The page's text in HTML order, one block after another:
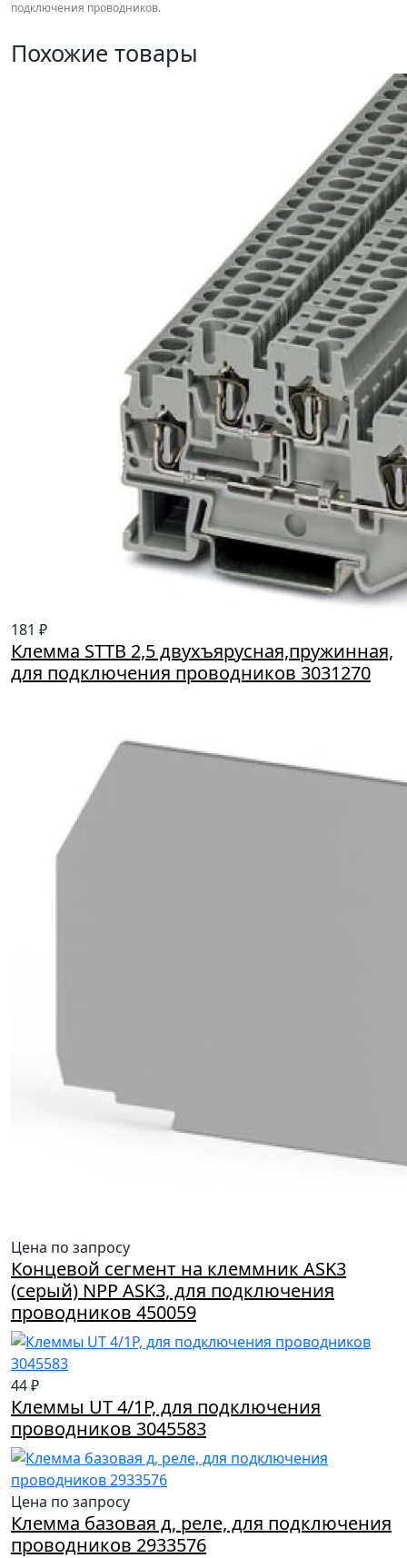
подключения проводников.
Похожие товары
181 ₽
Клемма STTB 2,5 двухъярусная,пружинная,
для подключения проводников 3031270
Цена по запросу
Концевой сегмент на клеммник ASK3
(серый) NPP ASK3, для подключения
проводников 450059
44 ₽
Клеммы UT 4/1Р, для подключения
проводников 3045583
Цена по запросу
Клемма базовая д, реле, для подключения
проводников 2933576